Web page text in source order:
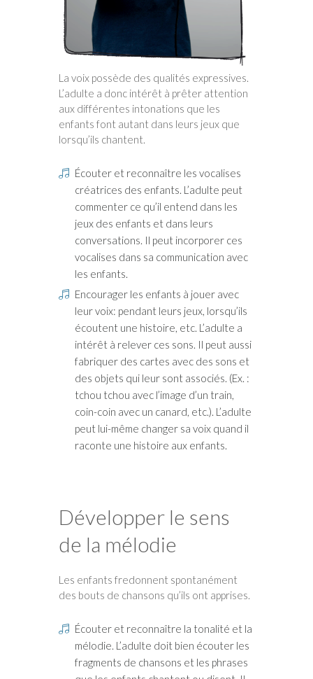
La voix possède des qualités expressives.
L’adulte a donc intérêt à prêter attention
aux différentes intonations que les
enfants font autant dans leurs jeux que
lorsqu’ils chantent.
Écouter et reconnaître les vocalises
créatrices des enfants. L’adulte peut
commenter ce qu’il entend dans les
jeux des enfants et dans leurs
conversations. Il peut incorporer ces
vocalises dans sa communication avec
les enfants.
Encourager les enfants à jouer avec
leur voix: pendant leurs jeux, lorsqu’ils
écoutent une histoire, etc. L’adulte a
intérêt à relever ces sons. Il peut aussi
fabriquer des cartes avec des sons et
des objets qui leur sont associés. (Ex. :
tchou tchou avec l’image d’un train,
coin-coin avec un canard, etc.). L’adulte
peut lui-même changer sa voix quand il
raconte une histoire aux enfants.
Développer le sens
de la mélodie
Les enfants fredonnent spontanément
des bouts de chansons qu’ils ont apprises.
Écouter et reconnaître la tonalité et la
mélodie. L’adulte doit bien écouter les
fragments de chansons et les phrases